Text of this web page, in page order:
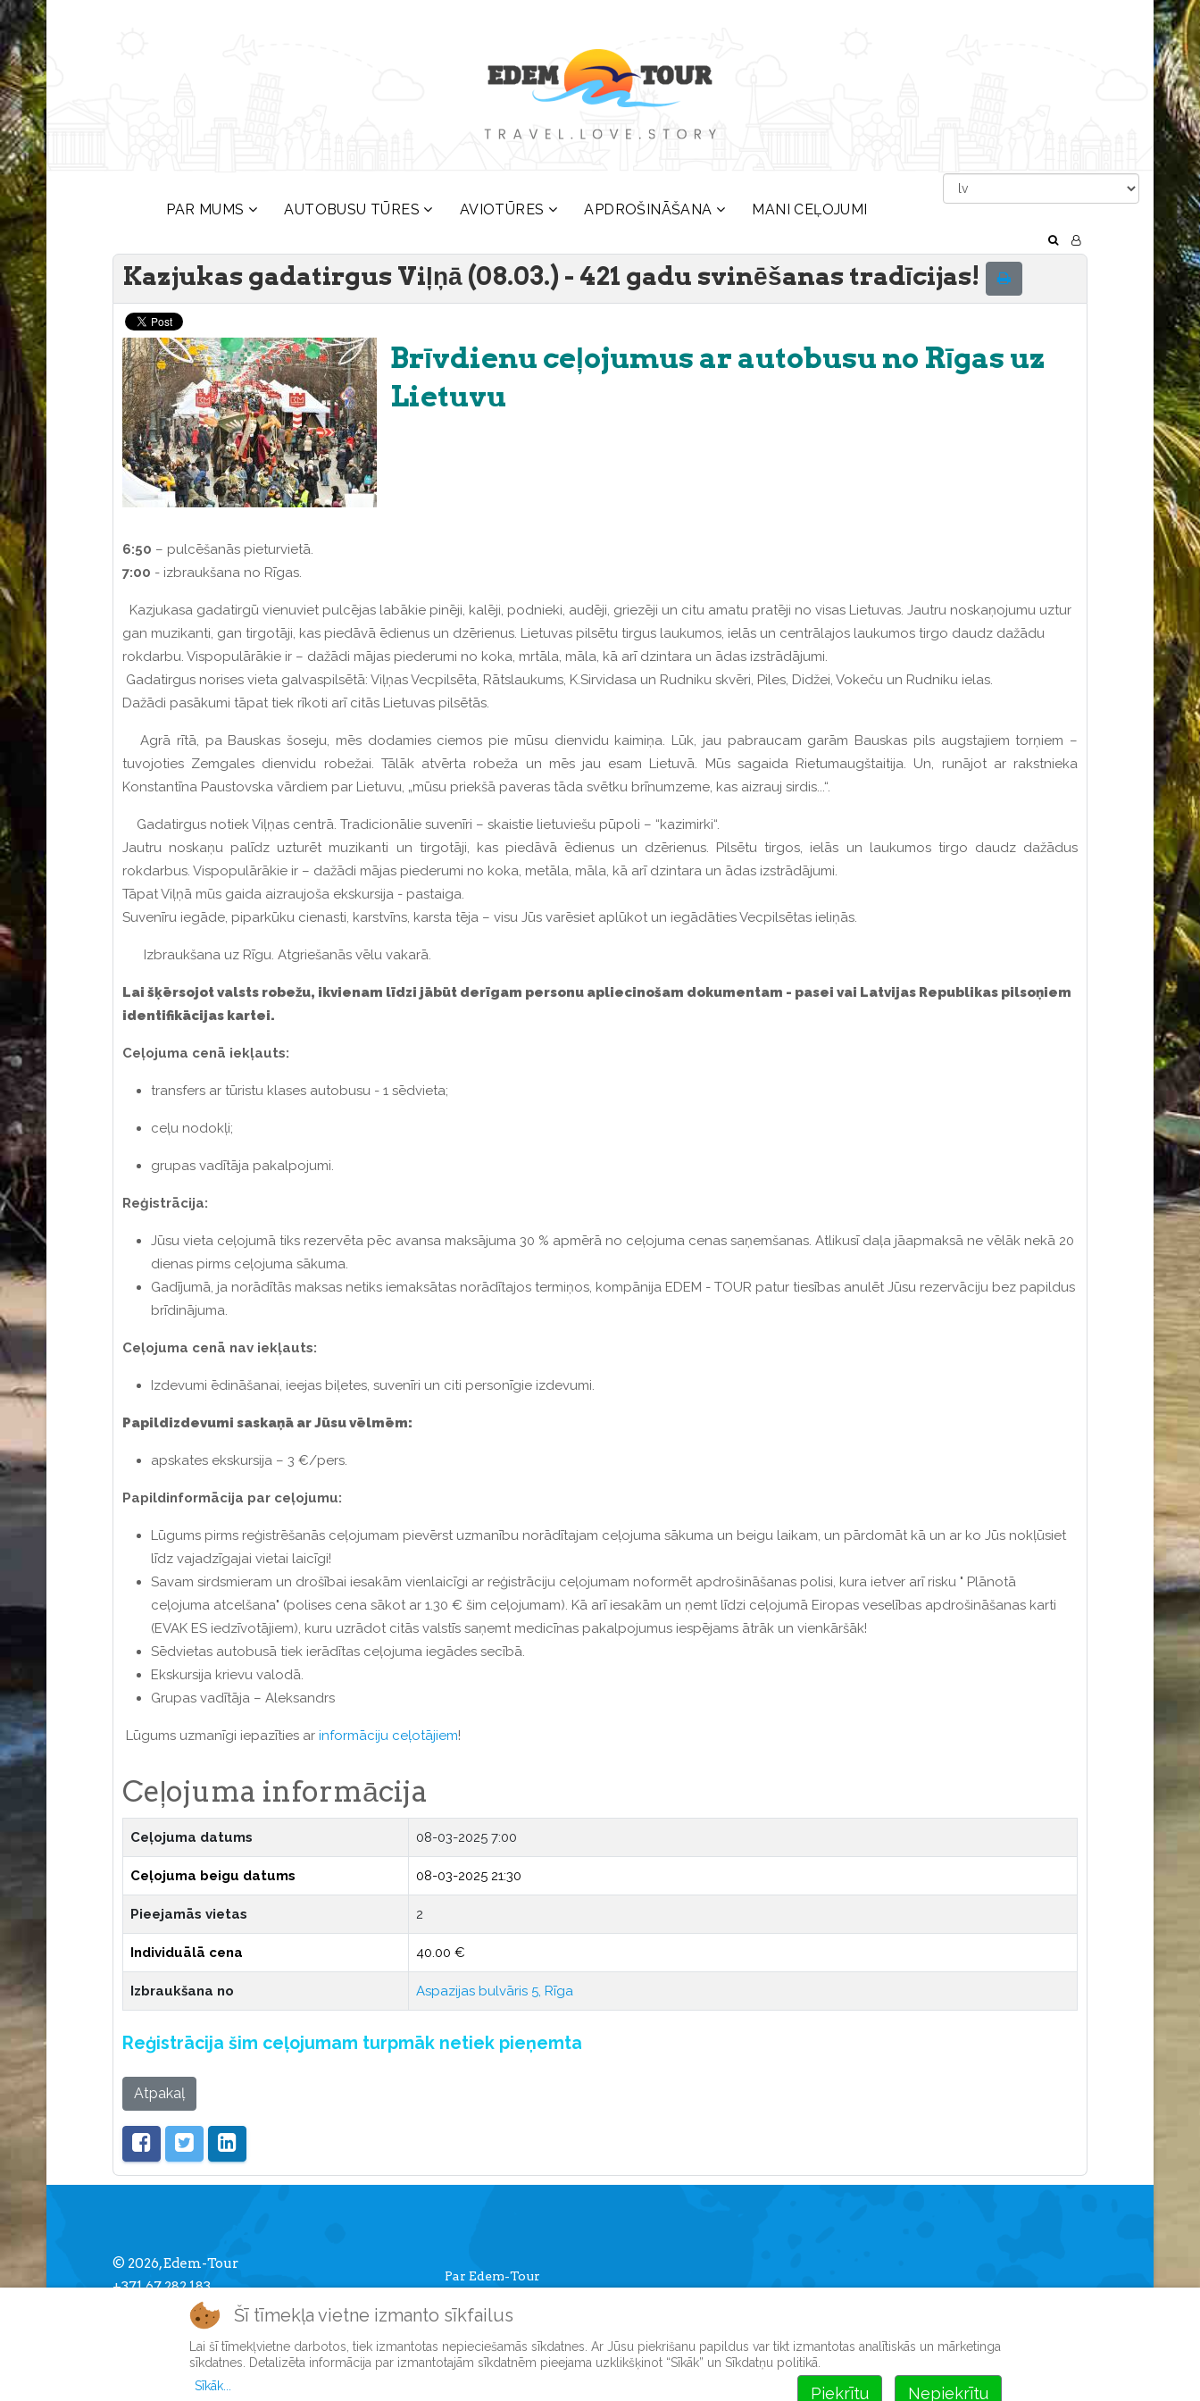
PAR MUMS AUTOBUSU TŪRES AVIOTŪRES APDROŠINĀŠANA MANI CEĻOJUMI
Kazjukas gadatirgus Viļņā (08.03.) - 421 gadu svinēšanas tradīcijas!
Brīvdienu ceļojumus ar autobusu no Rīgas uz
Lietuvu
6:50 – pulcēšanās pieturvietā.
7:00 - izbraukšana no Rīgas.
Kazjukasa gadatirgū vienuviet pulcējas labākie pinēji, kalēji, podnieki, audēji, griezēji un citu amatu pratēji no visas Lietuvas. Jautru noskaņojumu uztur
gan muzikanti, gan tirgotāji, kas piedāvā ēdienus un dzērienus. Lietuvas pilsētu tirgus laukumos, ielās un centrālajos laukumos tirgo daudz dažādu
rokdarbu. Vispopulārākie ir – dažādi mājas piederumi no koka, mrtāla, māla, kā arī dzintara un ādas izstrādājumi.
Gadatirgus norises vieta galvaspilsētā: Viļņas Vecpilsēta, Rātslaukums, K.Sirvidasa un Rudniku skvēri, Piles, Didžei, Vokeču un Rudniku ielas.
Dažādi pasākumi tāpat tiek rīkoti arī citās Lietuvas pilsētās.
Agrā rītā, pa Bauskas šoseju, mēs dodamies ciemos pie mūsu dienvidu kaimiņa. Lūk, jau pabraucam garām Bauskas pils augstajiem torņiem –
tuvojoties Zemgales dienvidu robežai. Tālāk atvērta robeža un mēs jau esam Lietuvā. Mūs sagaida Rietumaugštaitija. Un, runājot ar rakstnieka
Konstantīna Paustovska vārdiem par Lietuvu, „mūsu priekšā paveras tāda svētku brīnumzeme, kas aizrauj sirdis...“.
Gadatirgus notiek Viļņas centrā. Tradicionālie suvenīri – skaistie lietuviešu pūpoli – “kazimirki“.
Jautru noskaņu palīdz uzturēt muzikanti un tirgotāji, kas piedāvā ēdienus un dzērienus. Pilsētu tirgos, ielās un laukumos tirgo daudz dažādus
rokdarbus. Vispopulārākie ir – dažādi mājas piederumi no koka, metāla, māla, kā arī dzintara un ādas izstrādājumi.
Tāpat Viļņā mūs gaida aizraujoša ekskursija - pastaiga.
Suvenīru iegāde, piparkūku cienasti, karstvīns, karsta tēja – visu Jūs varēsiet aplūkot un iegādāties Vecpilsētas ieliņās.
Izbraukšana uz Rīgu. Atgriešanās vēlu vakarā.
Lai šķērsojotvalsts robežu, ikvienam līdzi jābūt derīgam personu apliecinošam dokumentam - pasei vai Latvijas Republikas pilsoņiem
identifikācijas kartei.
Ceļojuma cenā iekļauts:
transfers ar tūristu klases autobusu - 1 sēdvieta;
ceļu nodokļi;
grupas vadītāja pakalpojumi.
Reģistrācija:
Jūsu vieta ceļojumā tiks rezervēta pēc avansa maksājuma 30 % apmērā no ceļojuma cenas saņemšanas. Atlikusī daļa jāapmaksā ne vēlāk nekā 20
dienas pirms ceļojuma sākuma.
Gadījumā, ja norādītās maksas netiks iemaksātas norādītajos termiņos, kompānija EDEM - TOUR patur tiesības anulēt Jūsu rezervāciju bez papildus
brīdinājuma.
Ceļojuma cenā nav iekļauts:
Izdevumi ēdināšanai, ieejas biļetes, suvenīri un citi personīgie izdevumi.
Papildizdevumi saskaņā ar Jūsu vēlmēm:
apskates ekskursija – 3 €/pers.
Papildinformācija par ceļojumu:
Lūgums pirms reģistrēšanās ceļojumam pievērst uzmanību norādītajam ceļojuma sākuma un beigu laikam, un pārdomāt kā un ar ko Jūs nokļūsiet
līdz vajadzīgajai vietai laicīgi!
Savam sirdsmieram un drošībai iesakām vienlaicīgi ar reģistrāciju ceļojumam noformēt apdrošināšanas polisi, kura ietver arī risku " Plānotā
ceļojuma atcelšana" (polises cena sākot ar 1.30 € šim ceļojumam). Kā arī iesakām un ņemt līdzi ceļojumā Eiropas veselības apdrošināšanas karti
(EVAK ES iedzīvotājiem), kuru uzrādot citās valstīs saņemt medicīnas pakalpojumus iespējams ātrāk un vienkāršāk!
Sēdvietas autobusā tiek ierādītas ceļojuma iegādes secībā.
Ekskursija krievu valodā.
Grupas vadītāja – Aleksandrs
Lūgums uzmanīgi iepazīties ar informāciju ceļotājiem!
Ceļojuma informācija
Ceļojuma datums 08-03-2025 7:00
Ceļojuma beigu datums 08-03-2025 21:30
Pieejamās vietas 2
Individuālā cena 40.00 €
Izbraukšana no Aspazijas bulvāris 5, Rīga
Reģistrācija šim ceļojumam turpmāk netiek pieņemta
Atpakaļ
© 2026, Edem-Tour
+371 67 282 183
info [] edemtour.lv
Par Edem-Tour
Informācija ceļotājiem
Reģistreties mājaslappā
Šī tīmekļa vietne izmanto sīkfailus
Lai šī tīmekļvietne darbotos, tiek izmantotas nepieciešamās sīkdatnes. Ar Jūsu piekrišanu papildus var tikt izmantotas analītiskās un mārketinga
sīkdatnes. Detalizēta informācija par izmantotajām sīkdatnēm pieejama uzklikšķinot “Sīkāk” un Sīkdatņu politikā.
Piekrītu Nepiekrītu
Sīkāk...